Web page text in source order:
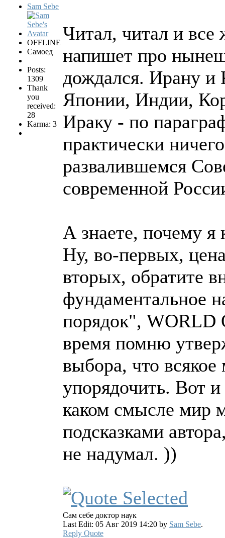
Sam Sebe
OFFLINE
Самоед
Posts:
1309
Thank
you
received:
28
Karma: 3
Читал, читал и все
напишет про
дождался. Ирану и
Японии, Индии,
Ираку - по
практически
развалившемся
современной
А знаете, почему я
Ну, во-первых,
вторых, обратите
фундаментальное
порядок", WORLD
время помню
выбора, что
упорядочить. Вот
каком смысле мир
подсказками
не надумал. ))
Сам себе доктор наук
Last Edit: 05 Авг 2019 14:20 by Sam Sebe.
Reply Quote